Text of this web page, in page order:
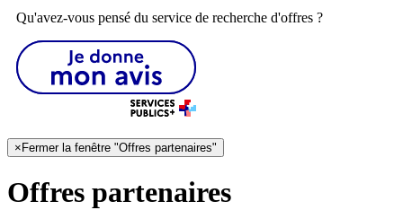
Qu'avez-vous pensé du service de recherche d'offres ?
× Fermer la fenêtre "Offres partenaires"
Offres partenaires